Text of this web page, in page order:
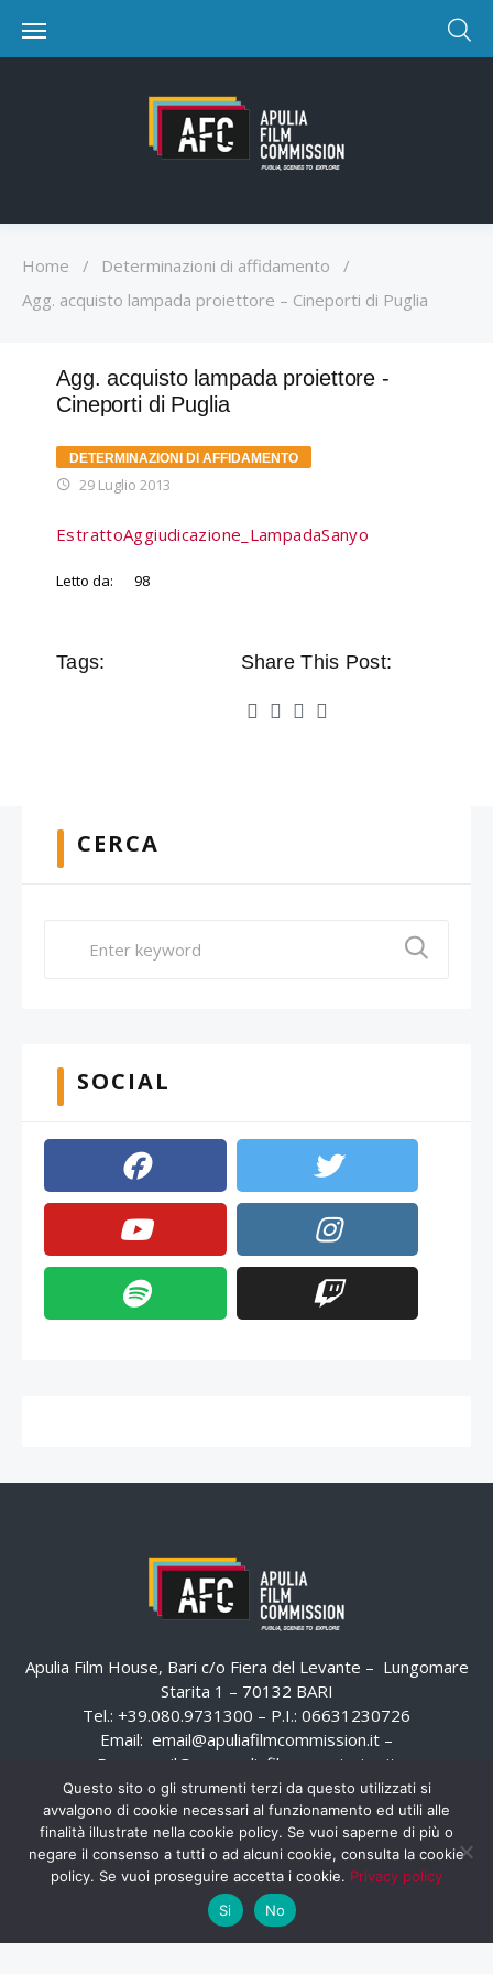
Home / Determinazioni di affidamento
/
Agg. acquisto lampada proiettore – Cineporti di Puglia
Agg. acquisto lampada proiettore -
Cineporti di Puglia
DETERMINAZIONI DI AFFIDAMENTO
29 Luglio 2013
EstrattoAggiudicazione_LampadaSanyo
Letto da: 98
Tags: Share This Post:
CERCA
SOCIAL
Apulia Film House, Bari c/o Fiera del Levante – Lungomare
Starita 1 – 70132 BARI
Tel.: +39.080.9731300 – P.I.: 06631230726
Email: email@apuliafilmcommission.it –
Pec:
email@pec.apuliafilmcommission.it
Questo sito o gli strumenti terzi da questo utilizzati si
avvalgono di cookie necessari al funzionamento ed utili alle
finalità illustrate nella cookie policy. Se vuoi saperne di più o
negare il consenso a tutti o ad alcuni cookie, consulta la cookie
policy. Se vuoi proseguire accetta i cookie. Privacy policy
Si
No